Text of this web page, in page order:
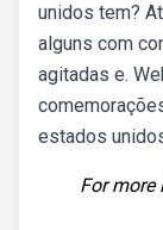
unidos tem?
alguns com
agitadas e.
estados
For more